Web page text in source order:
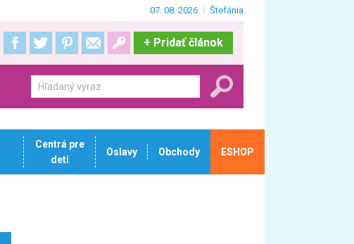
07. 08. 2026 Štefánia
+ Pridať článok
Centrá pre
deti
Oslavy Obchody ESHOP